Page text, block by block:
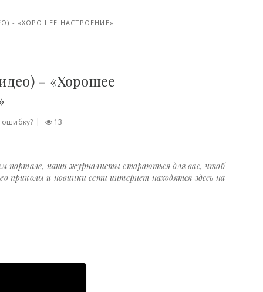
- «ХОРОШЕЕ НАСТРОЕНИЕ»
- «Хорошее
13
портале, наши журналисты стараються для вас, чтоб
приколы и новинки сети интернет находятся здесь на